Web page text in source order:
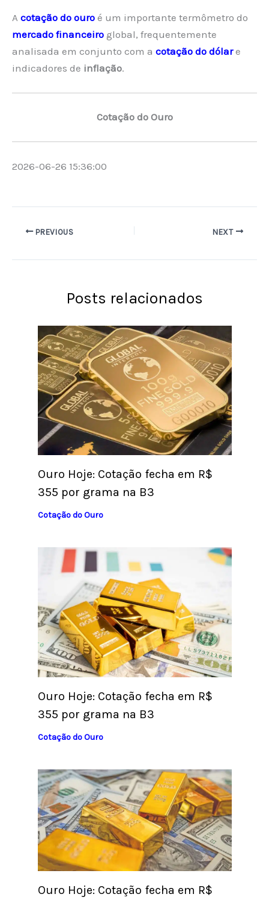
A cotação do ouro é um importante termômetro do
mercado financeiro global, frequentemente
analisada em conjunto com a cotação do dólare
indicadores de inflação.
Cotação do Ouro
2026-06-26 15:36:00
PREVIOUS NEXT
Posts relacionados
Ouro Hoje: Cotação fecha em R$
355 por grama na B3
Cotação do Ouro
Ouro Hoje: Cotação fecha em R$
355 por grama na B3
Cotação do Ouro
Ouro Hoje: Cotação fecha em R$